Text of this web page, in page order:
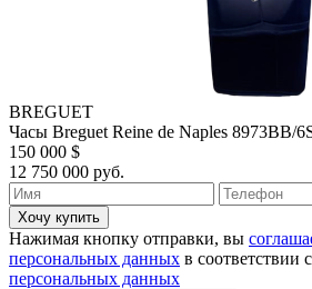
BREGUET
Часы Breguet Reine de Naples 8973BB/
150 000 $
12 750 000 руб.
Хочу купить
Нажимая кнопку отправки, вы
персональных данных в соответствии с
персональных данных